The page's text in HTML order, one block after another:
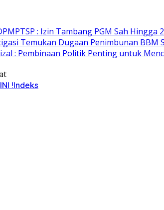
: Izin Tambang PGM Sah Hingga
Temukan Dugaan Penimbunan BBM
: Pembinaan Politik Penting untuk
!Indeks